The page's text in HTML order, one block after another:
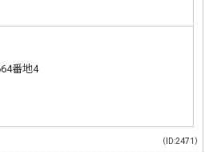
番地4
（ID:2471）